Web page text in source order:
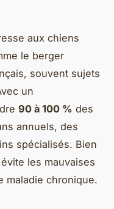
aux chiens
le berger
souvent sujets
un
90 à 100 % des
annuels, des
spécialisés. Bien
les mauvaises
maladie chronique.